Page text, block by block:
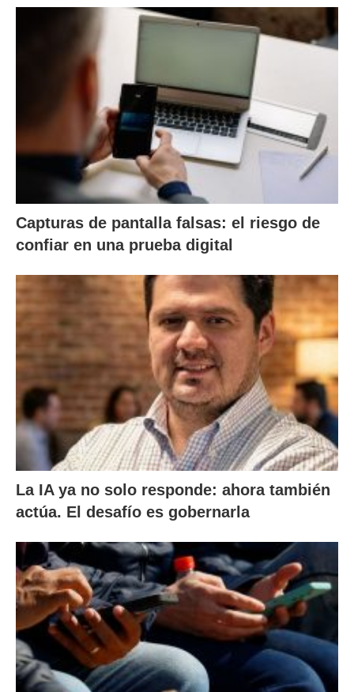
Capturas de pantalla falsas: el riesgo de
confiar en una prueba digital
La IA ya no solo responde: ahora también
actúa. El desafío es gobernarla